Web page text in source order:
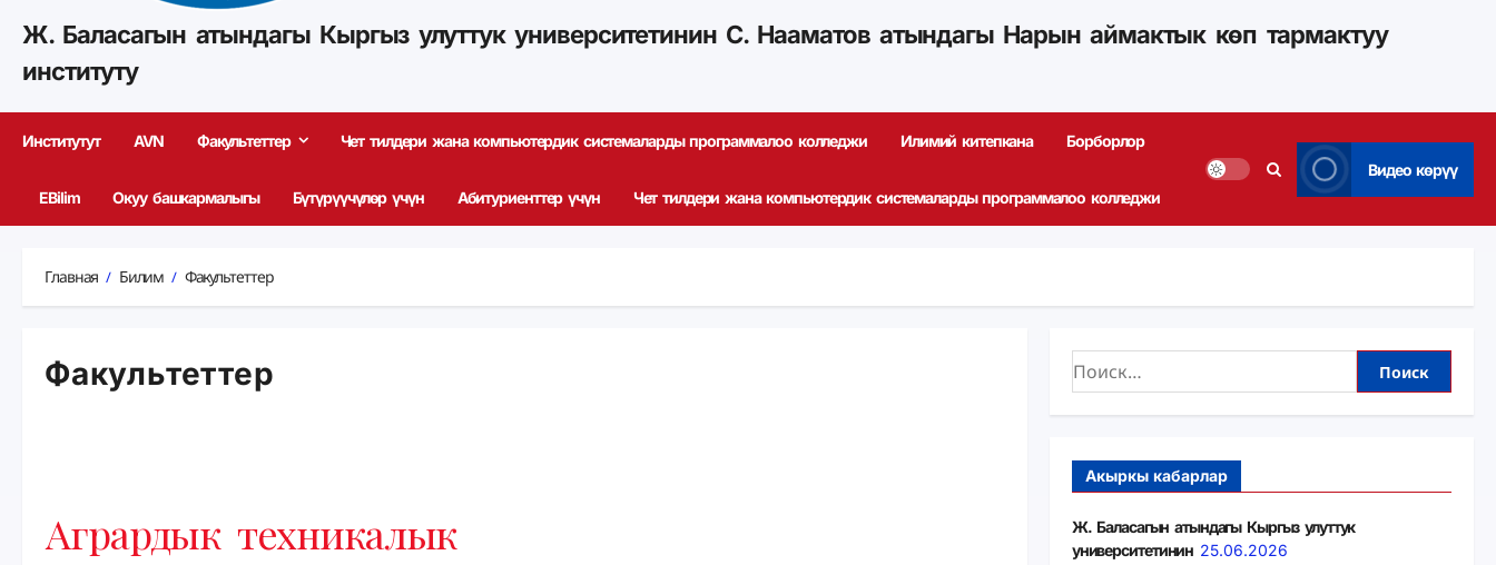
Ж. Баласагын атындагы Кыргыз улуттук университетинин С. Нааматов атындагы Нарын аймактык көп тармактуу
институту
Институтут AVN Факультеттер Чет тилдери жана компьютердик системаларды программалоо колледжи Илимий китепкана Борборлор
EBilim Окуу башкармалыгы Бүтүрүүчүлөр үчүн Абитуриенттер үчүн Чет тилдери жана компьютердик системаларды программалоо колледжи
Видео көрүү
Главная Билим Факультеттер
Факультеттер
Агрардык техникалык
Акыркы кабарлар
Ж. Баласагын атындагы Кыргыз улуттук
университетинин 25.06.2026